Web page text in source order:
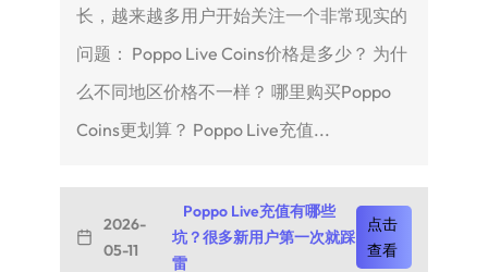
长，越来越多用户开始关注一个非常现实的
问题： Poppo Live Coins价格是多少？ 为什
么不同地区价格不一样？ 哪里购买Poppo
Coins更划算？ Poppo Live充值...
2026-
05-11
Poppo Live充值有哪些
坑？很多新用户第一次就踩
雷
点击
查看